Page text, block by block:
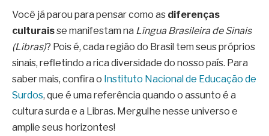
Você já parou para pensar como as diferenças
culturaisse manifestam na Língua Brasileira de Sinais
(Libras)? Pois é, cada região do Brasil tem seus próprios
sinais, refletindo a rica diversidade do nosso país. Para
saber mais, confira o Instituto Nacional de Educação de
Surdos, que é uma referência quando o assunto é a
cultura surda e a Libras. Mergulhe nesse universo e
amplie seus horizontes!